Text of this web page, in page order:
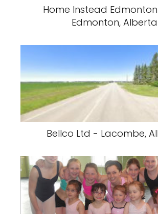
Home Instead Edmonton
Edmonton, Alberta
Bellco Ltd - Lacombe,